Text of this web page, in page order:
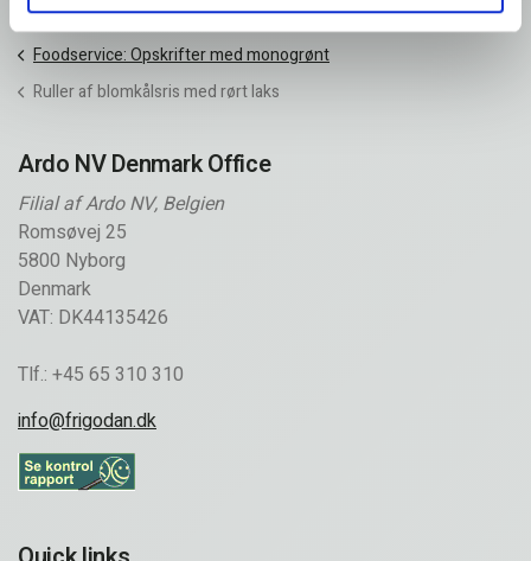
Forside
Foodservice: Opskrifter med monogrønt
Ruller af blomkålsris med rørt laks
Ardo NV Denmark Office
Filial af Ardo NV, Belgien
Romsøvej 25
5800 Nyborg
Denmark
VAT: DK44135426
Tlf.: +45 65 310 310
info@frigodan.dk